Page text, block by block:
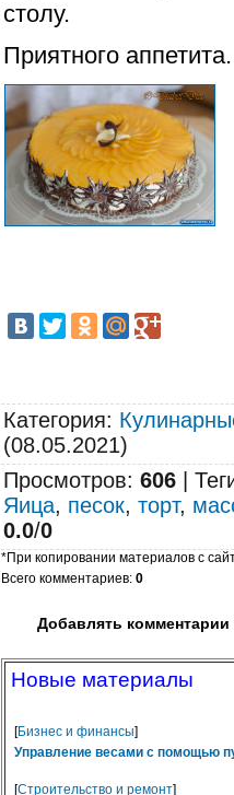
столу.
Приятного аппетита.
Категория:
(08.05.2021)
Просмотров: 606
Яица, песок, торт,
0.0/0
*При копировании материалов с
Всего комментариев: 0
Добавлять комментарии
Новые материалы
[Бизнес и финансы]
Управление весами с помощью
[Строительство и ремонт]